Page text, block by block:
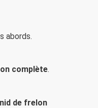
abords.
complète.
de frelon